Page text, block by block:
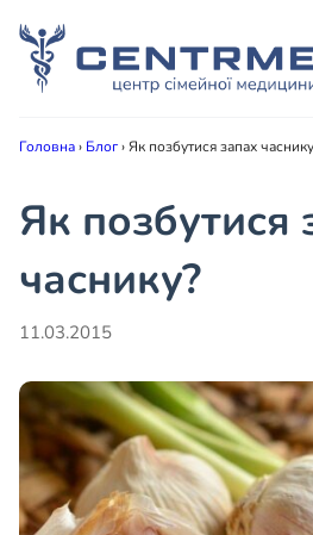
Головна› Блог›Як позбутися запах
Як позбутися
часнику?
11.03.2015